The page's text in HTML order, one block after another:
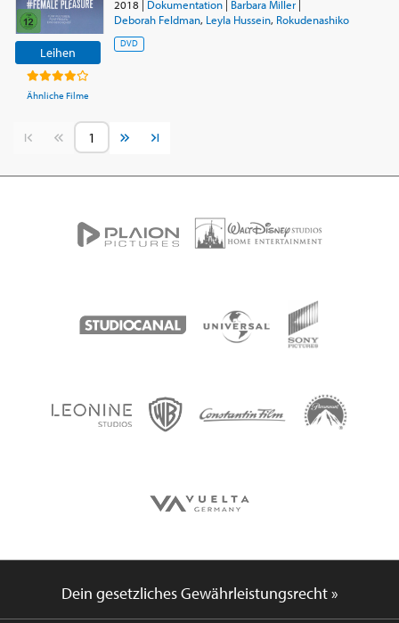
Leihen
Ähnliche Filme
2018| Dokumentation| Barbara Miller|
Deborah Feldman, Leyla Hussein, Rokudenashiko
DVD
Vorherige SeiteNächste Seite
Dein gesetzliches Gewährleistungsrecht »